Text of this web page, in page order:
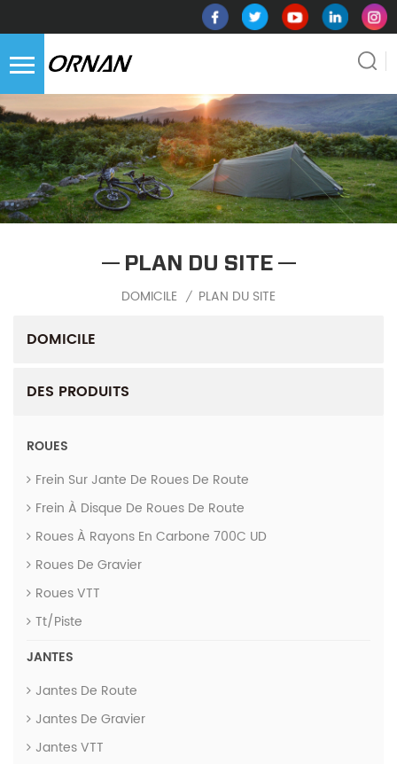
PLAN DU SITE
DOMICILE / PLAN DU SITE
DOMICILE
DES PRODUITS
ROUES
Frein Sur Jante De Roues De Route
Frein À Disque De Roues De Route
Roues À Rayons En Carbone 700C UD
Roues De Gravier
Roues VTT
Tt/piste
JANTES
Jantes De Route
Jantes De Gravier
Jantes VTT